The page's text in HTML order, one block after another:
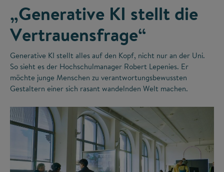
„Generative KI stellt die
Vertrauensfrage“
Generative KI stellt alles auf den Kopf, nicht nur an der Uni.
So sieht es der Hochschulmanager Robert Lepenies. Er
möchte junge Menschen zu verantwortungsbewussten
Gestaltern einer sich rasant wandelnden Welt machen.